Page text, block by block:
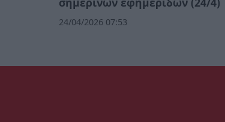
24/04/2026 07:53